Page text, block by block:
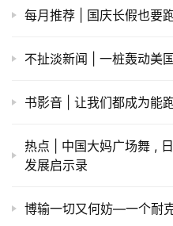
每月推荐 | 国庆长假也要
不扯淡新闻 | 一桩轰动美
书影音 | 让我们都成为能
热点 | 中国大妈广场舞 ,
发展启示录
博输一切又何妨—一个耐